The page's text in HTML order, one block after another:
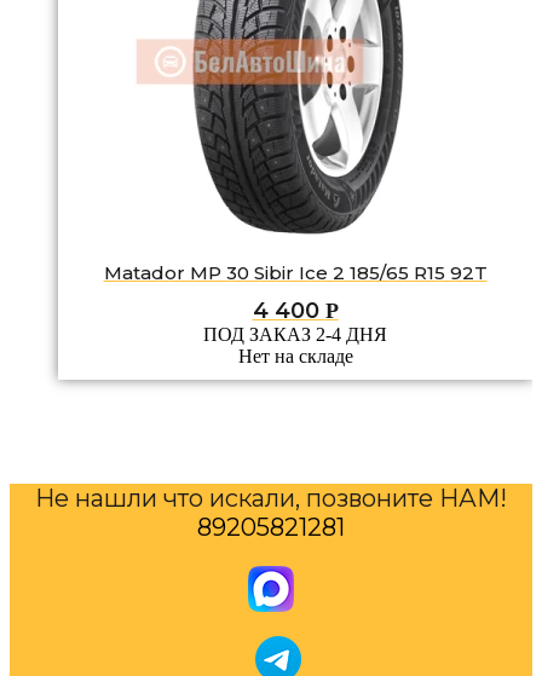
Matador MP 30 Sibir Ice 2 185/65 R15 92T
4 400 Р
ПОД ЗАКАЗ 2-4 ДНЯ
Нет на складе
Не нашли что искали, позвоните НАМ!
89205821281